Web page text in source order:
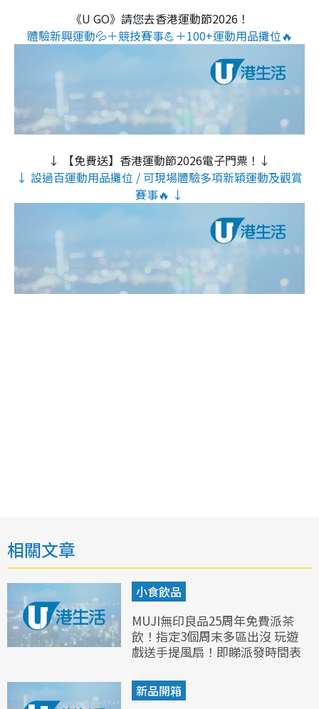
《U GO》請您去香港運動節2026！
體驗新興運動💦＋競技賽事💪＋100+運動用品攤位🔥
↓ 【免費送】香港運動節2026電子門票！↓
↓ 設過百運動用品攤位 / 可現場體驗多項新穎運動及觀賞
賽事🔥 ↓
相關文章
小食飲品
MUJI無印良品25周年免費派茶
飲！指定3個周末多區出沒 玩遊
戲送手提風扇！即睇派發時間表
新品開箱